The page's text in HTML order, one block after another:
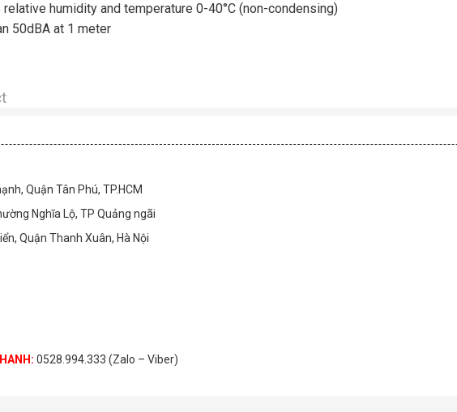
relative humidity and temperature 0-40°C (non-condensing)
50dBA at 1 meter
Quận Tân Phú, TP.HCM
Nghĩa Lộ, TP Quảng ngãi
Quận Thanh Xuân, Hà Nội
: 0528.994.333 (Zalo – Viber)